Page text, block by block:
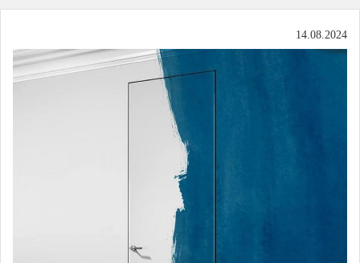
14.08.2024